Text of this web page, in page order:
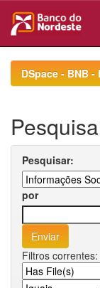
navigationDSpace - BNB
Pesquisar:
por
Filtros correntes: